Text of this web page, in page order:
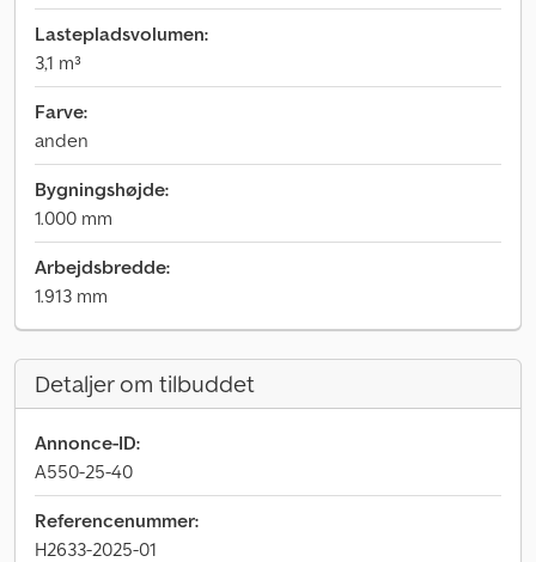
Lastepladsvolumen:
3,1 m³
Farve:
anden
Bygningshøjde:
1.000 mm
Arbejdsbredde:
1.913 mm
Detaljer om tilbuddet
Annonce-ID:
A550-25-40
Referencenummer:
H2633-2025-01